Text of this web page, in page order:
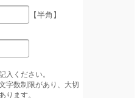
【半角】
入ください。
字数制限があり、大切
ります。